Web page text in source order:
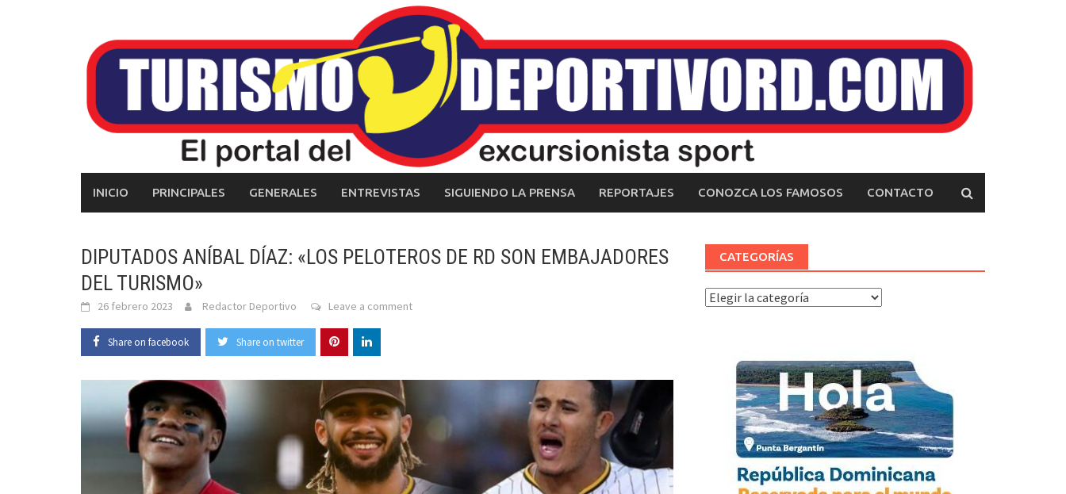
INICIO PRINCIPALES GENERALES ENTREVISTAS SIGUIENDO LA PRENSA REPORTAJES CONOZCA LOS FAMOSOS CONTACTO
DIPUTADOS ANÍBAL DÍAZ: «LOS PELOTEROS DE RD SON EMBAJADORES
DEL TURISMO»
26 febrero 2023 Redactor Deportivo Leave a comment
Share on facebook Share on twitter
CATEGORÍAS
Categorías